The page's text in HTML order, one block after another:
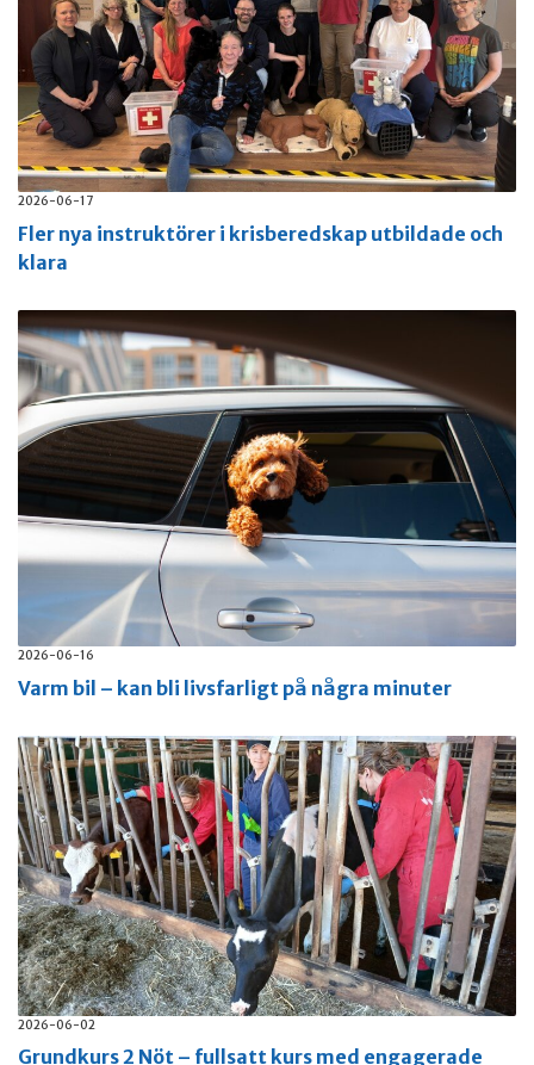
2026-06-17
Fler nya instruktörer i krisberedskap utbildade och
klara
2026-06-16
Varm bil – kan bli livsfarligt på några minuter
2026-06-02
Grundkurs 2 Nöt – fullsatt kurs med engagerade